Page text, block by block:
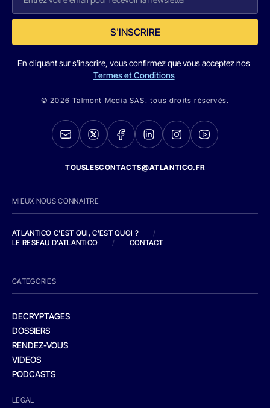
S'INSCRIRE
En cliquant sur s'inscrire, vous confirmez que vous acceptez nos
Termes et Conditions
© 2026 Talmont Media SAS. tous droits réservés.
TOUSLESCONTACTS@ATLANTICO.FR
MIEUX NOUS CONNAITRE
ATLANTICO C'EST QUI, C'EST QUOI ?
/
LE RESEAU D'ATLANTICO
/ CONTACT
CATEGORIES
DECRYPTAGES
DOSSIERS
RENDEZ-VOUS
VIDEOS
PODCASTS
LEGAL